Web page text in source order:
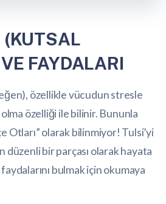
(KUTSAL
FAYDALARI
özellikle vücudun stresle
olma özelliği ile bilinir. Bununla
Otları” olarak bilinmiyor! Tulsi’yi
düzenli bir parçası olarak hayata
bulmak için okumaya